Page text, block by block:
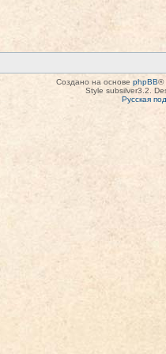
Создано на основе phpBB®
Style subsilver3.2.
Русская